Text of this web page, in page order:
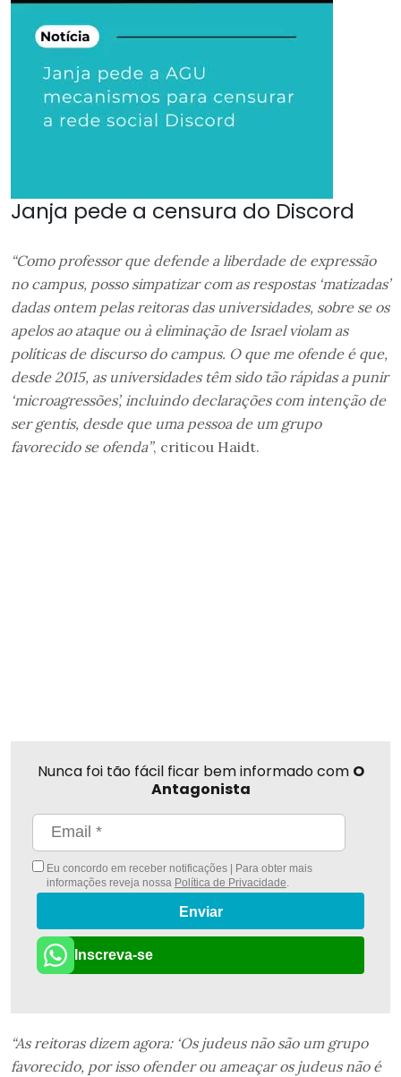
Janja pede a censura do Discord
“Como professor que defende a liberdade de expressão
no campus, posso simpatizar com as respostas ‘matizadas’
dadas ontem pelas reitoras das universidades, sobre se os
apelos ao ataque ou à eliminação de Israel violam as
políticas de discurso do campus. O que me ofende é que,
desde 2015, as universidades têm sido tão rápidas a punir
‘microagressões’, incluindo declarações com intenção de
ser gentis, desde que uma pessoa de um grupo
favorecido se ofenda”, criticou Haidt.
Nunca foi tão fácil ficar bem informado com O
Antagonista
Eu concordo em receber notificações | Para obter mais
informações reveja nossa Política de Privacidade
Enviar
Inscreva-se
“As reitoras dizem agora: ‘Os judeus não são um grupo
favorecido, por isso ofender ou ameaçar os judeus não é